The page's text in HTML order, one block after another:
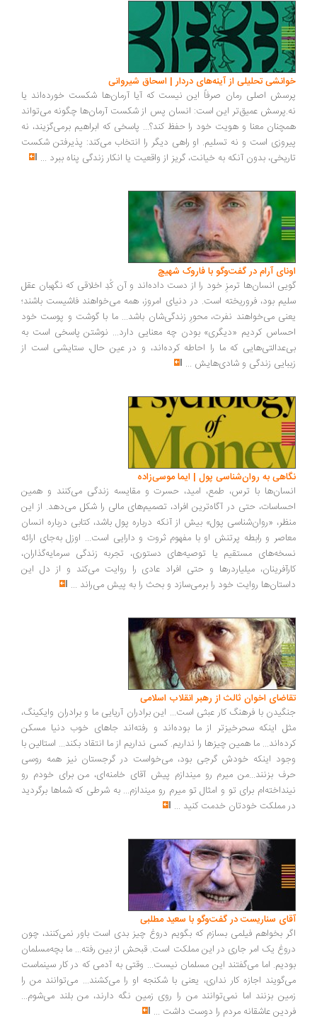
تحلیلی از آینه‌های دردار | اسحاق شیروانی
اصلی رمان صرفاً این نیست که آیا آرمان‌ها شکست خورده‌اند یا
عمیق‌تر این است: انسان پس از شکست آرمان‌ها چگونه می‌تواند
معنا و هویت خود را حفظ کند؟... پاسخی که ابراهیم برمی‌گزیند، نه
است و نه تسلیم. او راهی دیگر را انتخاب می‌کند: پذیرفتن شکست
بدون آنکه به خیانت، گریز از واقعیت یا انکار زندگی پناه ببرد...
آرام در گفت‌وگو با فاروک شهیچ‭
انسان‌ها ترمزِ خود را از دست داده‌اند و آن کُدِ اخلاقی که نگهبان عقل
بود، فروریخته است. در دنیای امروز، همه می‌خواهند فاشیست باشند؛
می‌خواهند نفرت، محورِ زندگی‌شان باشد... ما با گوشت و پوست خود
کردیم «دیگری» بودن چه معنایی دارد... نوشتن پاسخی است به
که ما را احاطه کرده‌اند، و در عین حال، ستایشی است از
زندگی و شادی‌هایش...
به روان‌شناسی پول | ایما موسی‌زاده
با ترس، طمع، امید، حسرت و مقایسه زندگی می‌کنند و همین
حتی در آگاه‌ترین افراد، تصمیم‌های مالی را شکل می‌دهد. از این
«روان‌شناسی پول» بیش از آنکه درباره پول باشد، کتابی درباره انسان
و رابطه پرتنش او با مفهوم ثروت و دارایی است... اوزل به‌جای ارائه
مستقیم یا توصیه‌های دستوری، تجربه زندگی سرمایه‌گذاران،
میلیاردرها و حتی افراد عادی را روایت می‌کند و از دل این
روایت خود را برمی‌سازد و بحث را به پیش می‌راند ...
اخوان ثالث از رهبر انقلاب اسلامی
با فرهنگ کار عبثی است... این برادران آریایی ما و برادران وایکینگ،
اینکه سحرخیزتر از ما بوده‌اند و رفته‌اند جاهای خوب دنیا مسکن
ما همین چیزها را نداریم. کسی نداریم از ما انتقاد بکند... استالین با
اینکه خودش گرجی بود، می‌خواست در گرجستان نیز همه روسی
بزنند...من میرم رو میندازم پیش آقای خامنه‌ای، من برای خودم رو
برای تو و امثال تو میرم رو میندازم... به شرطی که شماها برگردید
مملکت خودتان خدمت کنید...
سناریست در گفت‌وگو با سعید مطلبی
بخواهم فیلمی بسازم که بگویم دروغ چیز بدی است باور نمی‌کنند، چون
یک امر جاری در این مملکت است. قبحش از بین رفته... ما بچه‌مسلمان
اما می‌گفتند این مسلمان نیست... وقتی به آدمی که در کار سینماست
اجازه کار نداری، یعنی با شکنجه او را می‌کشند... می‌توانند من را
بزنند اما نمی‌توانند من را روی زمین نگه دارند، من بلند می‌شوم...
عاشقانه مردم را دوست داشت ...